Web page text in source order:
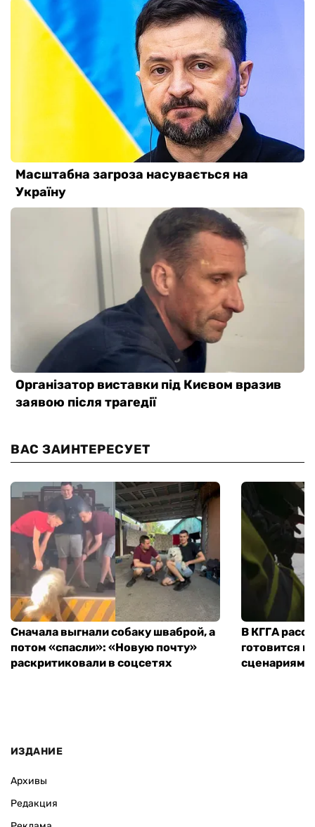
ВАС ЗАИНТЕРЕСУЕТ
Сначала выгнали собаку шваброй, а
потом «спасли»: «Новую почту»
раскритиковали в соцсетях
В КГГА
готовится
сценариям
ИЗДАНИЕ
Архивы
Редакция